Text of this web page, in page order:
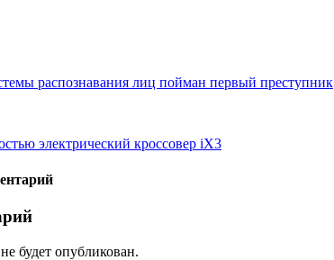
распознавания лиц пойман первый преступник
электрический кроссовер iX3
будет опубликован.